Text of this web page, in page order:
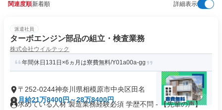
関連度順新着順 詳細表示
派遣社員
ターボエンジン部品の組立・検査業務
株式会社ウイルテック
年間休日131日×6ヵ月は寮費無料/Y01a00a-gg
〒252-0244神奈川県相模原市中央区田名
月給21万8400円～28万8400円
求めている人材 製造業務経験必須 学歴不問 - 【先輩の声】